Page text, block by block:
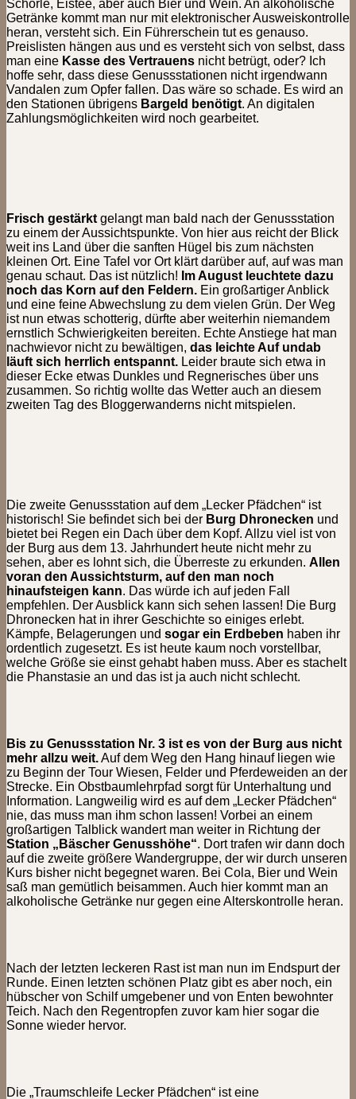
Schorle, Eistee, aber auch Bier und Wein. An alkoholische
Getränke kommt man nur mit elektronischer Ausweiskontrolle
heran, versteht sich. Ein Führerschein tut es genauso.
Preislisten hängen aus und es versteht sich von selbst, dass
man eine Kasse des Vertrauens nicht betrügt, oder? Ich
hoffe sehr, dass diese Genussstationen nicht irgendwann
Vandalen zum Opfer fallen. Das wäre so schade. Es wird an
den Stationen übrigens Bargeld benötigt. An digitalen
Zahlungsmöglichkeiten wird noch gearbeitet.
Frisch gestärkt gelangt man bald nach der Genussstation
zu einem der Aussichtspunkte. Von hier aus reicht der Blick
weit ins Land über die sanften Hügel bis zum nächsten
kleinen Ort. Eine Tafel vor Ort klärt darüber auf, auf was man
genau schaut. Das ist nützlich! Im August leuchtete dazu
noch das Korn auf den Feldern. Ein großartiger Anblick
und eine feine Abwechslung zu dem vielen Grün. Der Weg
ist nun etwas schotterig, dürfte aber weiterhin niemandem
ernstlich Schwierigkeiten bereiten. Echte Anstiege hat man
nachwievor nicht zu bewältigen, das leichte Auf undab
läuft sich herrlich entspannt. Leider braute sich etwa in
dieser Ecke etwas Dunkles und Regnerisches über uns
zusammen. So richtig wollte das Wetter auch an diesem
zweiten Tag des Bloggerwanderns nicht mitspielen.
Die zweite Genussstation auf dem „Lecker Pfädchen“ ist
historisch! Sie befindet sich bei der Burg Dhronecken und
bietet bei Regen ein Dach über dem Kopf. Allzu viel ist von
der Burg aus dem 13. Jahrhundert heute nicht mehr zu
sehen, aber es lohnt sich, die Überreste zu erkunden. Allen
voran den Aussichtsturm, auf den man noch
hinaufsteigen kann. Das würde ich auf jeden Fall
empfehlen. Der Ausblick kann sich sehen lassen! Die Burg
Dhronecken hat in ihrer Geschichte so einiges erlebt.
Kämpfe, Belagerungen und sogar ein Erdbeben haben ihr
ordentlich zugesetzt. Es ist heute kaum noch vorstellbar,
welche Größe sie einst gehabt haben muss. Aber es stachelt
die Phanstasie an und das ist ja auch nicht schlecht.
Bis zu Genussstation Nr. 3 ist es von der Burg aus nicht
mehr allzu weit.Auf dem Weg den Hang hinauf liegen wie
zu Beginn der Tour Wiesen, Felder und Pferdeweiden an der
Strecke. Ein Obstbaumlehrpfad sorgt für Unterhaltung und
Information. Langweilig wird es auf dem „Lecker Pfädchen“
nie, das muss man ihm schon lassen! Vorbei an einem
großartigen Talblick wandert man weiter in Richtung der
Station „Bäscher Genusshöhe“. Dort trafen wir dann doch
auf die zweite größere Wandergruppe, der wir durch unseren
Kurs bisher nicht begegnet waren. Bei Cola, Bier und Wein
saß man gemütlich beisammen. Auch hier kommt man an
alkoholische Getränke nur gegen eine Alterskontrolle heran.
Nach der letzten leckeren Rast ist man nun im Endspurt der
Runde. Einen letzten schönen Platz gibt es aber noch, ein
hübscher von Schilf umgebener und von Enten bewohnter
Teich. Nach den Regentropfen zuvor kam hier sogar die
Sonne wieder hervor.
Die „Traumschleife Lecker Pfädchen“ ist eine